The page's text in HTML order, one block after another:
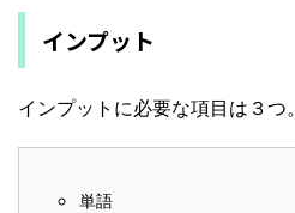
インプット
インプットに必要な項目は３つ。
単語